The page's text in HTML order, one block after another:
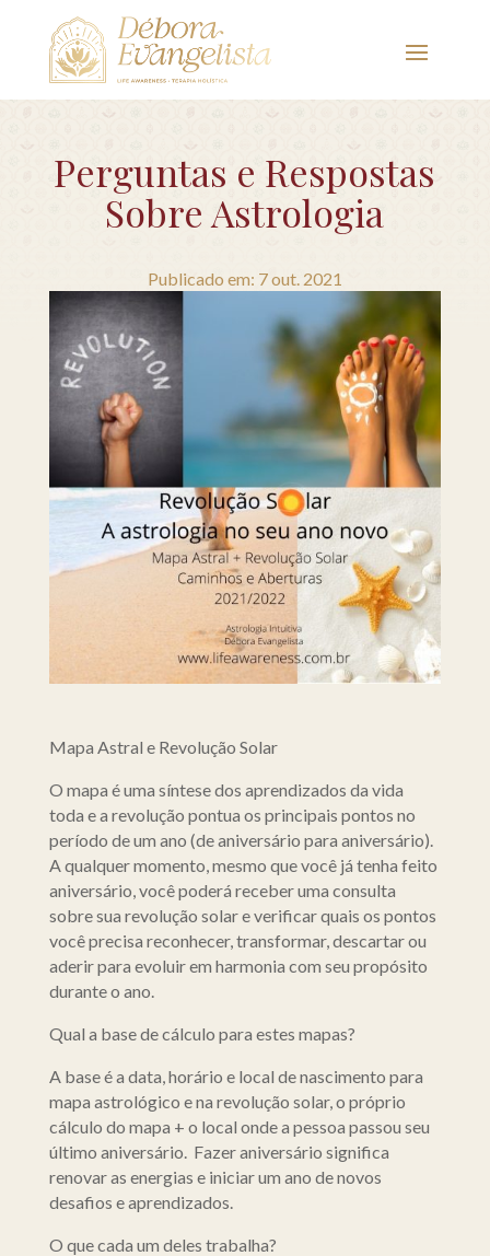
Perguntas e Respostas
Sobre Astrologia
Publicado em: 7 out. 2021
Mapa Astral e Revolução Solar
O mapa é uma síntese dos aprendizados da vida
toda e a revolução pontua os principais pontos no
período de um ano (de aniversário para aniversário).
A qualquer momento, mesmo que você já tenha feito
aniversário, você poderá receber uma consulta
sobre sua revolução solar e verificar quais os pontos
você precisa reconhecer, transformar, descartar ou
aderir para evoluir em harmonia com seu propósito
durante o ano.
Qual a base de cálculo para estes mapas?
A base é a data, horário e local de nascimento para
mapa astrológico e na revolução solar, o próprio
cálculo do mapa + o local onde a pessoa passou seu
último aniversário. Fazer aniversário significa
renovar as energias e iniciar um ano de novos
desafios e aprendizados.
O que cada um deles trabalha?